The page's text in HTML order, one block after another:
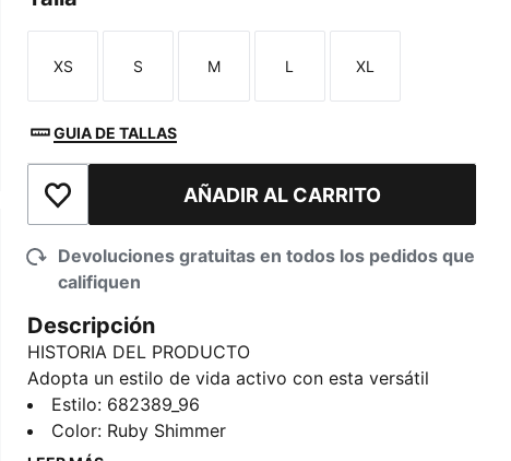
Talla
XS
Talla
S
Talla
M
Talla
L
Talla
XL
GUIA DE TALLAS
Añadir a la lista de deseosAÑADIR AL CARRITO
Devoluciones gratuitas en todos los pedidos que
califiquen
Descripción
HISTORIA DEL PRODUCTO
Adopta un estilo de vida activo con esta versátil
sudadera con capucha. Con la llamativa marca
PUMA, capucha ajustable y bolsillos tipo canguro, es
Estilo: 682389_96
Color: Ruby Shimmer